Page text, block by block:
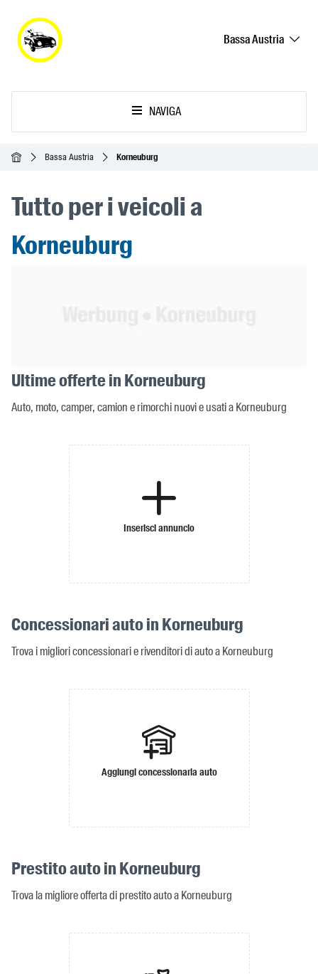
Bassa Austria
NAVIGA
Home Bassa Austria Korneuburg
Tutto per i veicoli a
Korneuburg
Ultime offerte in Korneuburg
Auto, moto, camper, camion e rimorchi nuovi e usati a Korneuburg
Inserisci annuncio
Concessionari auto in Korneuburg
Trova i migliori concessionari e rivenditori di auto a Korneuburg
Aggiungi concessionaria auto
Prestito auto in Korneuburg
Trova la migliore offerta di prestito auto a Korneuburg